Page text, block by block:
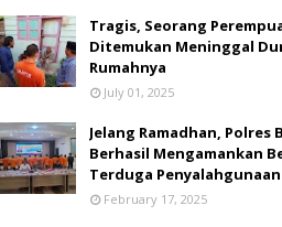
Tragis, Seorang
Ditemukan Meninggal
Rumahnya
July 01, 2025
Jelang Ramadhan, Polres
Berhasil Mengamankan
Terduga
February 17, 2025